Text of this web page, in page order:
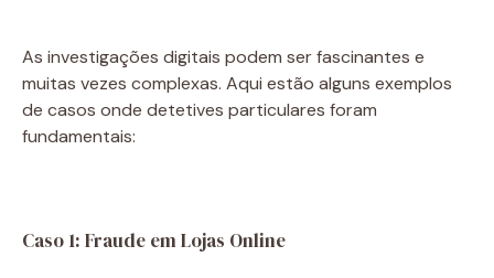
As investigações digitais podem ser fascinantes e
muitas vezes complexas. Aqui estão alguns exemplos
de casos onde detetives particulares foram
fundamentais:
Caso 1: Fraude em Lojas Online